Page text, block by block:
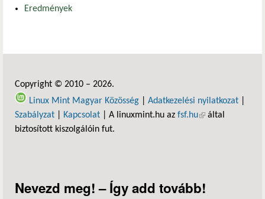
Eredmények
Copyright © 2010 – 2026.
Linux Mint Magyar Közösség
Adatkezelési nyilatkozat
Szabályzat
Kapcsolat | A linuxmint.hu az fsf.hu(külső hivatkozás)
által
biztosított kiszolgálóin fut.
Nevezd meg! – Így add tovább!